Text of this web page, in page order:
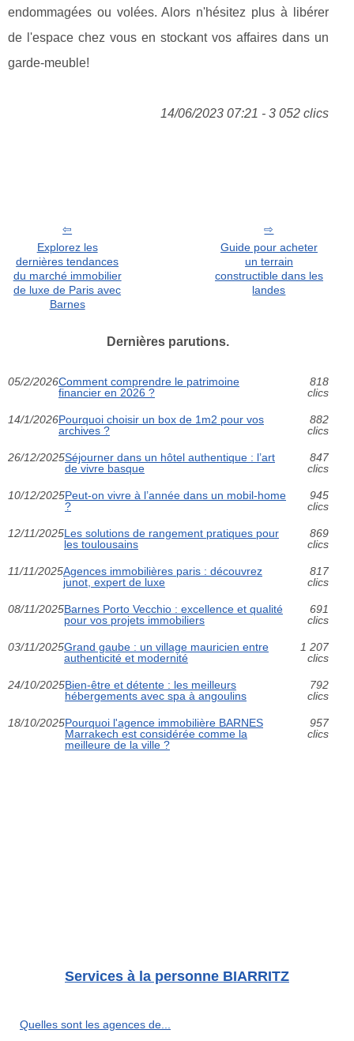
endommagées ou volées. Alors n'hésitez plus à libérer
de l'espace chez vous en stockant vos affaires dans un
garde-meuble!
14/06/2023 07:21 - 3 052 clics
Explorez les
dernières tendances
du marché immobilier
de luxe de Paris avec
Barnes
Guide pour acheter
un terrain
constructible dans les
landes
Dernières parutions.
05/2/2026Comment comprendre le patrimoine
financier en 2026 ?
818
clics
14/1/2026Pourquoi choisir un box de 1m2 pour vos
archives ?
882
clics
26/12/2025Séjourner dans un hôtel authentique : l’art
de vivre basque
847
clics
10/12/2025Peut-on vivre à l’année dans un mobil-home
?
945
clics
12/11/2025Les solutions de rangement pratiques pour
les toulousains
869
clics
11/11/2025Agences immobilières paris : découvrez
junot, expert de luxe
817
clics
08/11/2025Barnes Porto Vecchio : excellence et qualité
pour vos projets immobiliers
691
clics
03/11/2025Grand gaube : un village mauricien entre
authenticité et modernité
1 207
clics
24/10/2025Bien-être et détente : les meilleurs
hébergements avec spa à angoulins
792
clics
18/10/2025Pourquoi l'agence immobilière BARNES
Marrakech est considérée comme la
meilleure de la ville ?
957
clics
Services à la personne BIARRITZ
Quelles sont les agences de...